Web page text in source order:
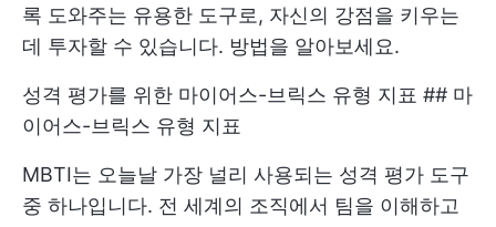
록 도와주는 유용한 도구로, 자신의 강점을 키우는
데 투자할 수 있습니다. 방법을 알아보세요.
성격 평가를 위한 마이어스-브릭스 유형 지표 ## 마
이어스-브릭스 유형 지표
MBTI는 오늘날 가장 널리 사용되는 성격 평가 도구
중 하나입니다. 전 세계의 조직에서 팀을 이해하고